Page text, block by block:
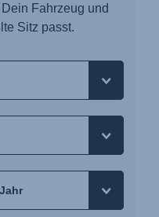
Fahrzeug und
Sitz passt.